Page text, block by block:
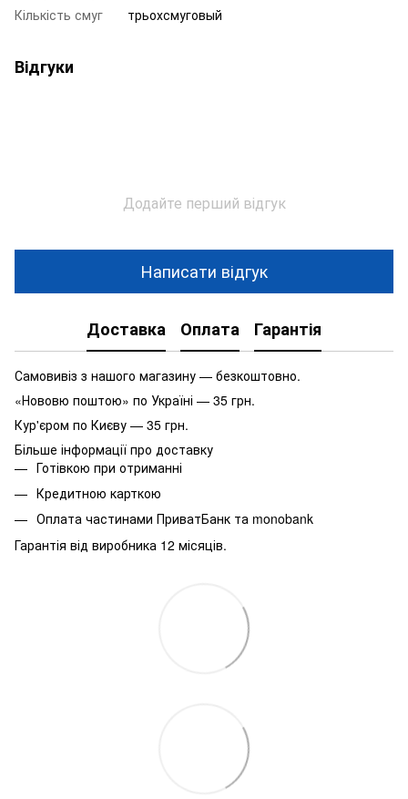
Кількість смуг
трьохсмуговый
Відгуки
Додайте перший відгук
Написати відгук
Доставка Оплата Гарантія
Самовивіз з нашого магазину — безкоштовно.
«Нововю поштою» по Україні — 35 грн.
Кур'єром по Києву — 35 грн.
Більше інформації про доставку
Готівкою при отриманні
Кредитною карткою
Оплата частинами ПриватБанк та monobank
Гарантія від виробника 12 місяців.